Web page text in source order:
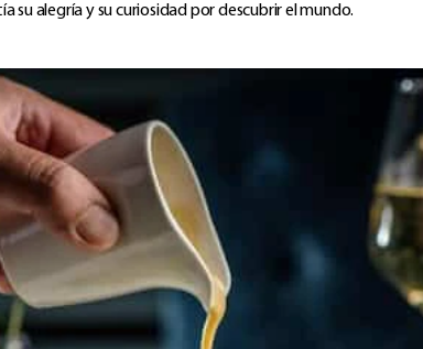
su alegría y su curiosidad por descubrir el mundo.